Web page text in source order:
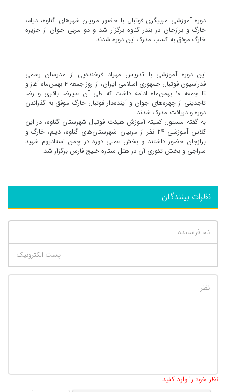
دوره آموزشی مربیگری فوتبال با حضور مربیان شهرهای گناوه، دیلم،
خارگ و برازجان در بندر گناوه برگزار شد و دو مربی جوان از جزیره
خارگ موفق به کسب مدرک این دوره شدند.
این دوره آموزشی با تدریس مهراد فرخنده‌پی از مدرسان رسمی
فدراسیون فوتبال جمهوری اسلامی ایران، از روز جمعه ۴ بهمن‌ماه آغاز و
تا جمعه ۱۰ بهمن‌ماه ادامه داشت که طی آن علیرضا باقری و رضا
تاجدینی از چهره‌های جوان و آینده‌دار فوتبال خارگ موفق به گذراندن
دوره و دریافت مدرک شدند.
به گفته مسئول کمیته آموزش هیئت فوتبال شهرستان گناوه، در این
کلاس آموزشی ۲۴ نفر از مربیان شهرستان‌های گناوه، دیلم، خارگ و
برازجان حضور داشتند و بخش عملی دوره در چمن استادیوم شهید
سراجی و بخش تئوری آن در هتل ستاره خلیج فارس برگزار شد.
نظرات بینندگان
نظر خود را وارد کنید